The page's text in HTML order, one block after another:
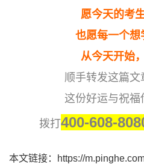
愿今天的考
也愿每一个想
从今天开始
顺手转发这篇
这份好运与祝福
拨打400-608-
本文链接：https://